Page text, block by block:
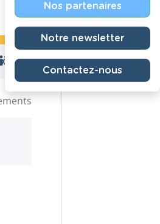
0
Nos partenaires
Notre newsletter
Contactez-nous